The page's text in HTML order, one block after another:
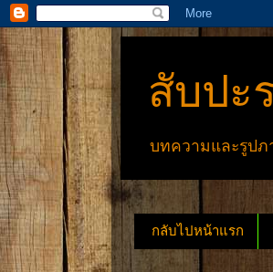
สับปะ
บทความและรูปภ
กลับไปหน้าแรก